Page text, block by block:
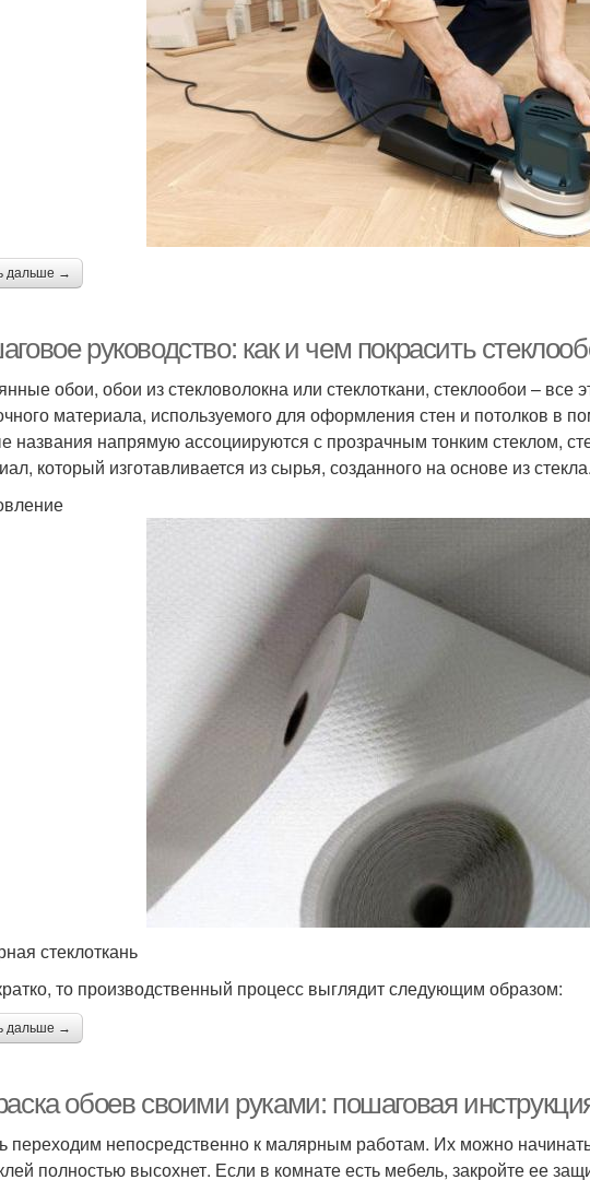
дальше →
руководство: как и чем покрасить
обои, обои из стекловолокна или стеклоткани, стеклообои – все
материала, используемого для оформления стен и потолков в
названия напрямую ассоциируются с прозрачным тонким стеклом,
который изготавливается из сырья, созданного на основе из стекла.
стеклоткань
то производственный процесс выглядит следующим образом:
дальше →
обоев своими руками: пошаговая
переходим непосредственно к малярным работам. Их можно начинать
полностью высохнет. Если в комнате есть мебель, закройте ее